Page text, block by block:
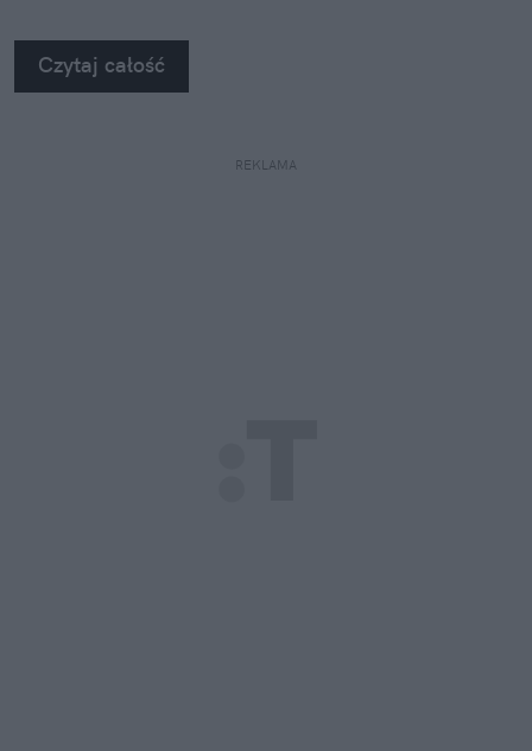
Czytaj całość
REKLAMA